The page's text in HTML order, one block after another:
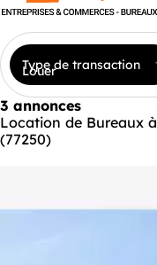
Type de transaction
Louer
3 annonces
Location de Bureaux
(77250)